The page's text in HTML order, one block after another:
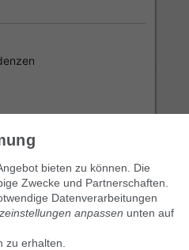
GmbH - 9.0.6
und betrieben in München
bieten zu können. Die
Zwecke und Partnerschaften.
Datenverarbeitungen
anpassen unten auf
zu erhalten.